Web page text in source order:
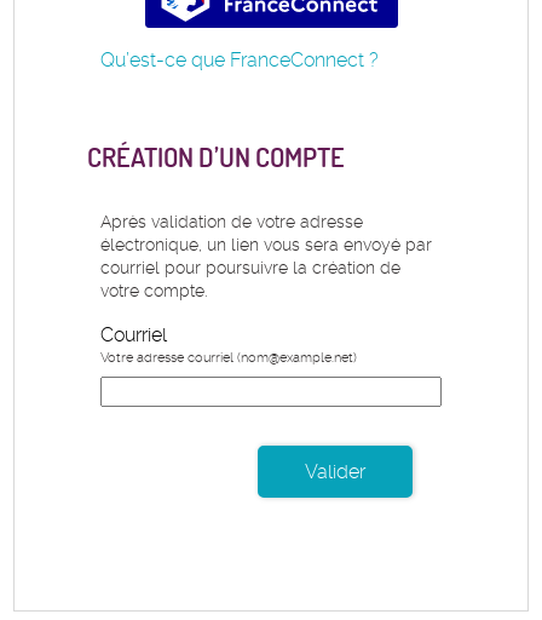
Qu’est-ce que FranceConnect ?
CRÉATION D’UN COMPTE
Après validation de votre adresse
électronique, un lien vous sera envoyé par
courriel pour poursuivre la création de
votre compte.
Courriel
Votre adresse courriel (nom@example.net)
Valider